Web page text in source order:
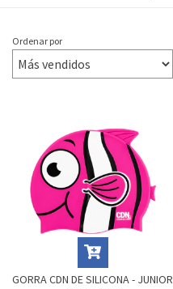
Ordenar por
GORRA CDN DE SILICONA - JUNIOR